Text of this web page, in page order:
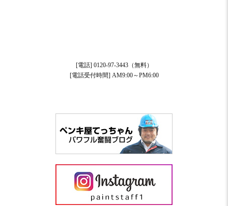
[電話] 0120-97-3443（無料）
[電話受付時間] AM9:00～PM6:00